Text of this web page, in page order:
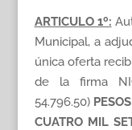
ARTICULO 1º:
Municipal, a
única oferta
de la firma
54.796.50)
CUATRO MIL